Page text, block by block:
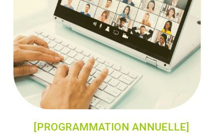
[PROGRAMMATION ANNUELLE]